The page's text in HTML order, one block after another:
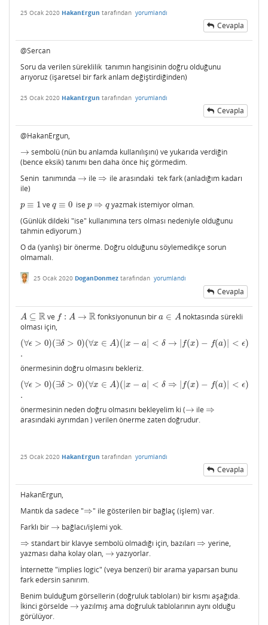
25 Ocak 2020 HakanErgun tarafından yorumlandı
Cevapla
@Sercan
Soru da verilen süreklilik tanımın hangisinin doğru olduğunu
arıyoruz (işaretsel bir fark anlam değiştirdiğinden)
25 Ocak 2020 HakanErgun tarafından yorumlandı
Cevapla
@HakanErgun,
→
→ sembolü (nün bu anlamda kullanılışını) ve yukarıda verdiğin
(bence eksik) tanımı ben daha önce hiç görmedim.
Senin tanımında →
→ ile ⇒
⇒ ile arasındaki tek fark (anladığım kadarı
ile)
p ≡ 1
p≡1 ve q ≡ 0
q≡0 ise p ⇒ q
p⇒q
yazmak istemiyor olman.
(Günlük dildeki "ise" kullanımına ters olması nedeniyle olduğunu
tahmin ediyorum.)
O da (yanlış) bir önerme. Doğru olduğunu söylemedikçe sorun
olmamalı.
25 Ocak 2020 DoganDonmez tarafından yorumlandı
Cevapla
A ⊆ R
A⊆R ve f : A → R
f:A→R fonksiyonunun bira ∈ A
a∈A
noktasında sürekli
olması için,
(∀ϵ > 0)(∃δ > 0)(∀x ∈ A)( x − a < δ → f(x) − f(a) < ϵ)
.
(∀ϵ> 0) ∃δ>0)( ∀x ∈A)(|x− a|<δ→ |f (x) −f a)| <ϵ ).
önermesinin doğru olmasını bekleriz.
(∀ϵ > 0)(∃δ > 0)(∀x ∈ A)( x − a < δ ⇒ f(x) − f(a) < ϵ)
.
(∀ϵ> 0) ∃δ>0)( ∀x ∈A)(|x− a|<δ⇒ |f x) −f( )| <ϵ .
önermesinin neden doğru olmasını bekleyelim ki (→
→ ile ⇒
⇒
arasındaki ayrımdan ) verilen önerme zaten doğrudur.
25 Ocak 2020 HakanErgun tarafından yorumlandı
Cevapla
HakanErgun,
Mantık da sadece "⇒
⇒ " ile gösterilen bir bağlaç (işlem) var.
Farklı bir →
→ bağlacı/işlemi yok.
⇒
⇒ standart bir klavye sembolü olmadığı için, bazıları ⇒
⇒ yerine,
yazması daha kolay olan, →
→ yazıyorlar.
İnternette "implies logic" (veya benzeri) bir arama yaparsan bunu
fark edersin sanırım.
Benim bulduğum görsellerin (doğruluk tabloları) bir kısmı aşağıda.
İkinci görselde →
→ yazılmış ama doğruluk tablolarının aynı olduğu
görülüyor.